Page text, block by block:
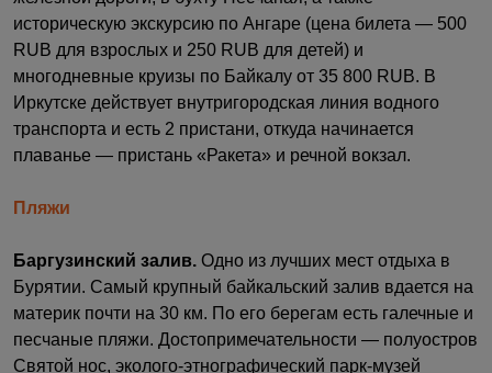
историческую экскурсию по Ангаре (цена билета — 500
RUB для взрослых и 250 RUB для детей) и
многодневные круизы по Байкалу от 35 800 RUB. В
Иркутске действует внутригородская линия водного
транспорта и есть 2 пристани, откуда начинается
плаванье — пристань «Ракета» и речной вокзал.
Пляжи
Баргузинский залив. Одно из лучших мест отдыха в
Бурятии. Самый крупный байкальский залив вдается на
материк почти на 30 км. По его берегам есть галечные и
песчаные пляжи. Достопримечательности — полуостров
Святой нос, эколого-этнографический парк-музей